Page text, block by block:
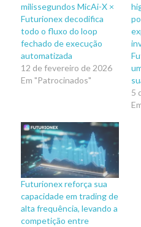
milissegundos MicAi-X ×
Futurionex decodifica
todo o fluxo do loop
fechado de execução
automatizada
12 de fevereiro de 2026
Em "Patrocinados"
5
Futurionex reforça sua
capacidade em trading de
alta frequência, levando a
competição entre